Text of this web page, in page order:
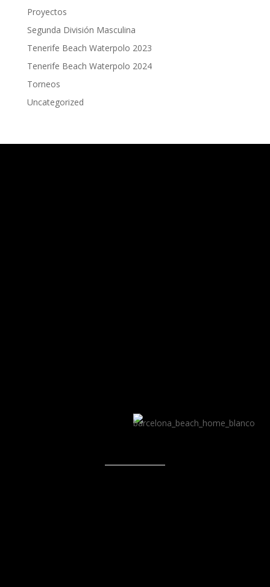
Proyectos
Segunda División Masculina
Tenerife Beach Waterpolo 2023
Tenerife Beach Waterpolo 2024
Torneos
Uncategorized